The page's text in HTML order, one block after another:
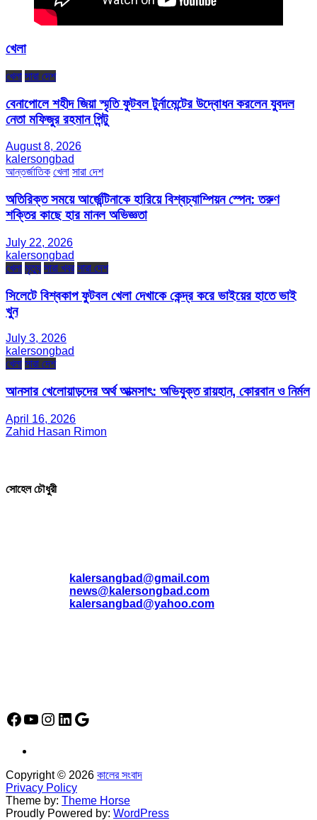
খেলা
খেলা সারা দেশ
বেনাপোলে শহীদ জিয়া স্মৃতি ফুটবল টুর্নামেন্টের উদ্বোধন করলেন যুবদল
নেতা মফিজুর রহমান পিন্টু
August 8, 2026
kalersongbad
আন্তর্জাতিক খেলা সারা দেশ
অতিরিক্ত সময়ে আর্জেন্টিনাকে হারিয়ে বিশ্বচ্যাম্পিয়ন স্পেন: তরুণ
শক্তির কাছে হার মানল অভিজ্ঞতা
July 22, 2026
kalersongbad
খেলা মৃত্যু সারা খবর সারা দেশ
সিলেটে বিশ্বকাপ ফুটবল খেলা দেখাকে কেন্দ্র করে ভাইয়ের হাতে ভাই
খুন
July 3, 2026
kalersongbad
খেলা সারা দেশ
আনসার খেলোয়াড়দের অর্থ আত্মসাৎ: অভিযুক্ত রায়হান, কোরবান ও নির্মল
April 16, 2026
Zahid Hasan Rimon
সোহেল চৌধুরী
kalersangbad@gmail.com
news@kalersongbad.com
kalersangbad@yahoo.com
Facebook
YouTube
Instagram
LinkedIn
Google
Copyright © 2026 কালের সংবাদ
Privacy Policy
Theme by: Theme Horse
Proudly Powered by: WordPress